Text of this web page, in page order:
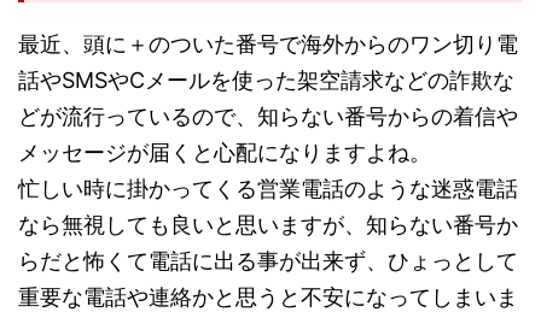
最近、頭に＋のついた番号で海外からのワン切り電
話やSMSやCメールを使った架空請求などの詐欺な
どが流行っているので、知らない番号からの着信や
メッセージが届くと心配になりますよね。
忙しい時に掛かってくる営業電話のような迷惑電話
なら無視しても良いと思いますが、知らない番号か
らだと怖くて電話に出る事が出来ず、ひょっとして
重要な電話や連絡かと思うと不安になってしまいま